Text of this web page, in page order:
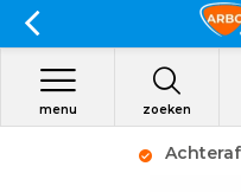
zoeken
menu